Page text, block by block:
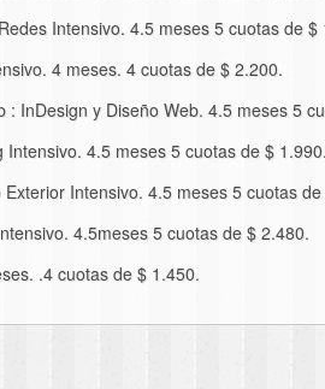
Intensivo. 4.5 meses 5 cuotas de $
4 meses. 4 cuotas de $ 2.200.
: InDesign y Diseño Web. 4.5 meses 5
Intensivo. 4.5 meses 5 cuotas de $
Intensivo. 4.5 meses 5 cuotas
4.5meses 5 cuotas de $ 2.480.
.4 cuotas de $ 1.450.